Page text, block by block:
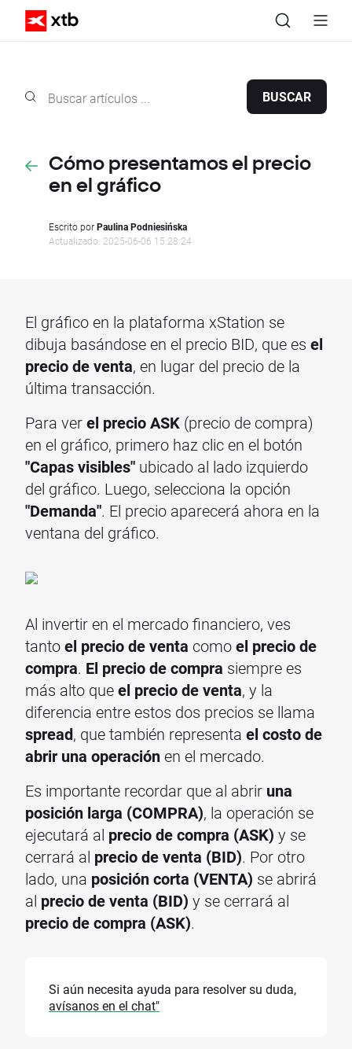
BUSCAR
Cómo presentamos el precio
en el gráfico
Escrito porPaulina Podniesińska
Actualizado: 2025-06-06 15:28:24
El gráfico en la plataforma xStation se
dibuja basándose en el precio BID, que es el
precio de venta, en lugar del precio de la
última transacción.
Para verel precio ASK (precio de compra)
en el gráfico, primero haz clic en el botón
"Capas visibles" ubicado al lado izquierdo
del gráfico. Luego, selecciona la opción
"Demanda". El precio aparecerá ahora en la
ventana del gráfico.
Al invertir en el mercado financiero, ves
tantoel precio de venta comoel precio de
compra. El precio de compra siempre es
más alto queel precio de venta, y la
diferencia entre estos dos precios se llama
spread, que también representa el costode
abrir una operaciónen el mercado.
Es importante recordar que al abrir una
posición larga (COMPRA), la operación se
ejecutará al precio de compra (ASK) y se
cerrará al precio de venta (BID). Por otro
lado, una posición corta (VENTA) se abrirá
al precio de venta (BID) y se cerrará al
precio de compra (ASK).
Si aún necesita ayuda para resolver su duda,
avísanos en el chat"